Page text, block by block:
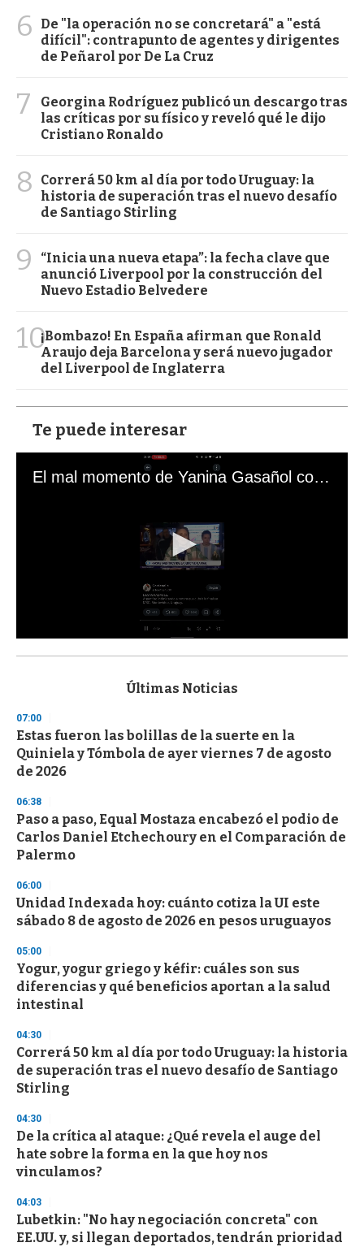
6
De "la operación no se concretará" a "está
difícil": contrapunto de agentes y dirigentes
de Peñarol por De La Cruz
7
Georgina Rodríguez publicó un descargo tras
las críticas por su físico y reveló qué le dijo
Cristiano Ronaldo
8
Correrá 50 km al día por todo Uruguay: la
historia de superación tras el nuevo desafío
de Santiago Stirling
9
“Inicia una nueva etapa”: la fecha clave que
anunció Liverpool por la construcción del
Nuevo Estadio Belvedere
10¡Bombazo! En España afirman que Ronald
Araujo deja Barcelona y será nuevo jugador
del Liverpool de Inglaterra
Te puede interesar
El mal momento de Yanina Gasañol con un hincha argentino en "Subrayado"
s
d
s
o
f
3
s
e
c
o
n
Últimas Noticias
07:00
Estas fueron las bolillas de la suerte en la
Quiniela y Tómbola de ayer viernes 7 de agosto
de 2026
06:38
Paso a paso, Equal Mostaza encabezó el podio de
Carlos Daniel Etchechoury en el Comparación de
Palermo
06:00
Unidad Indexada hoy: cuánto cotiza la UI este
sábado 8 de agosto de 2026 en pesos uruguayos
05:00
Yogur, yogur griego y kéfir: cuáles son sus
diferencias y qué beneficios aportan a la salud
intestinal
04:30
Correrá 50 km al día por todo Uruguay: la historia
de superación tras el nuevo desafío de Santiago
Stirling
04:30
De la crítica al ataque: ¿Qué revela el auge del
hate sobre la forma en la que hoy nos
vinculamos?
04:03
Lubetkin: "No hay negociación concreta" con
EE.UU. y, si llegan deportados, tendrán prioridad